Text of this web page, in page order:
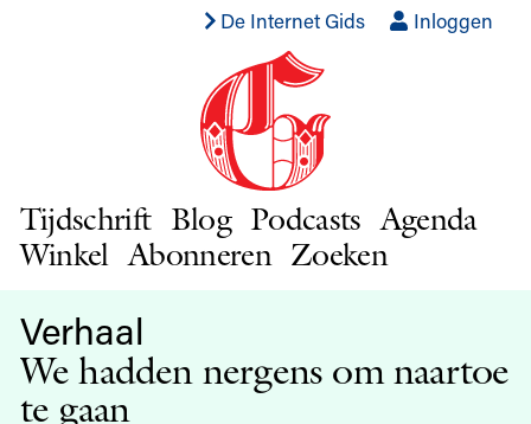
De Internet Gids Inloggen
Tijdschrift Blog Podcasts Agenda
Winkel Abonneren Zoeken
Verhaal
We hadden nergens om naartoe
te gaan